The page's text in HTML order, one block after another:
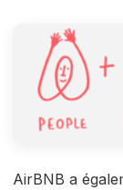
AirBNB a